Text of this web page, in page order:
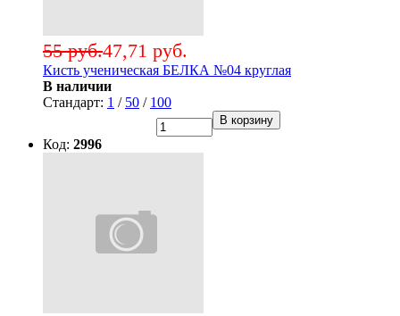
47,71 руб.
55 руб.
Кисть ученическая БЕЛКА №04 круглая
В наличии
Стандарт: 1 / 50 / 100
В корзину
Код: 2996